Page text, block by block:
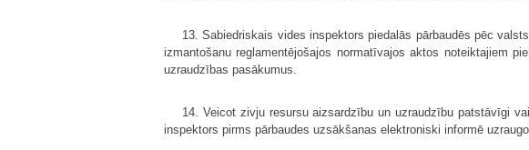
13. Sabiedriskais vides inspektors piedalās pārbaudēs pēc
izmantošanu reglamentējošajos normatīvajos aktos noteiktajiem
uzraudzības pasākumus.
14. Veicot zivju resursu aizsardzību un uzraudzību patstāvīgi
inspektors pirms pārbaudes uzsākšanas elektroniski informē